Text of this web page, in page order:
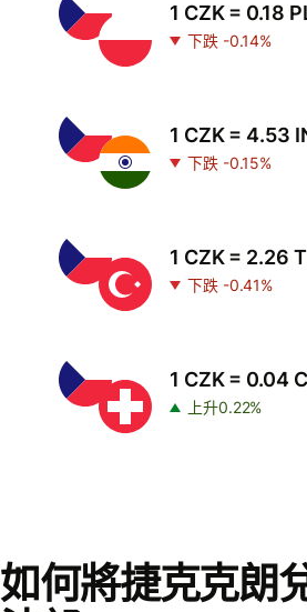
1 CZK = 0.18
下跌 -0.14%
1 CZK = 4.53
下跌 -0.15%
1 CZK = 2.26
下跌 -0.41%
1 CZK = 0.04
上升0.22%
如何將捷克克朗